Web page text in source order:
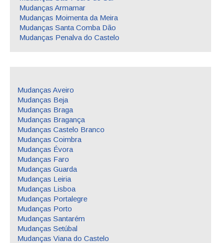
Mudanças Armamar
Mudanças Moimenta da Meira
Mudanças Santa Comba Dão
Mudanças Penalva do Castelo
Mudanças Aveiro
Mudanças Beja
Mudanças Braga
Mudanças Bragança
Mudanças Castelo Branco
Mudanças Coimbra
Mudanças Évora
Mudanças Faro
Mudanças Guarda
Mudanças Leiria
Mudanças Lisboa
Mudanças Portalegre
Mudanças Porto
Mudanças Santarém
Mudanças Setúbal
Mudanças Viana do Castelo